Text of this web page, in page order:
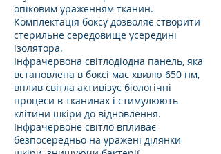
опіковим ураженням тканин.
Комплектація боксу дозволяє створити
стерильне середовище усередині
ізолятора.
Інфрачервона світлодіодна панель, яка
встановлена ​​в боксі має хвилю 650 нм,
вплив світла активізує біологічні
процеси в тканинах і стимулюють
клітини шкіри до відновлення.
Інфрачервоне світло впливає
безпосередньо на уражені ділянки